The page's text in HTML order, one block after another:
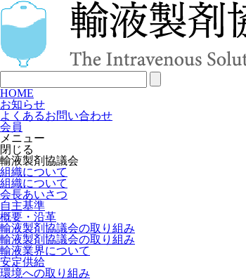
HOME
お知らせ
よくあるお問い合わせ
会員
メニュー
閉じる
輸液製剤協議会
組織について
組織について
会長あいさつ
自主基準
概要・沿革
輸液製剤協議会の取り組み
輸液製剤協議会の取り組み
輸液業界について
安定供給
環境への取り組み